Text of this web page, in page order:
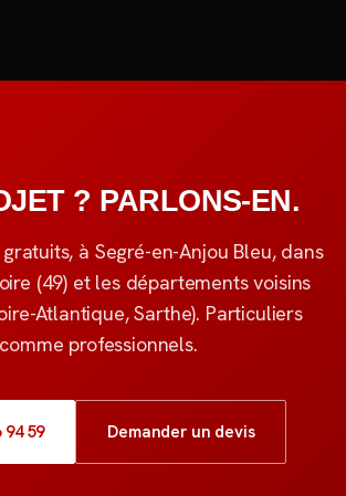
? PARLONS-EN.
à Segré-en-Anjou Bleu, dans
(49) et les départements voisins
Atlantique, Sarthe). Particuliers
comme professionnels.
94 59 Demander un devis